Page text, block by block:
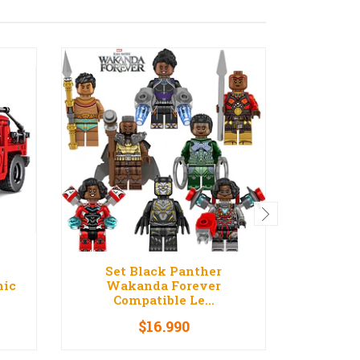
Set Black Panther
Wakanda Forever
Compatible Le...
+
$16.990